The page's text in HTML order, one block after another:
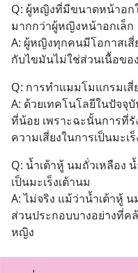
Q: ผู้หญิงที่มีขนาดหน้าอก
มากกว่าผู้หญิงหน้าอกเล็ก
A: ผู้หญิงทุกคนมีโอกาสเ
กับไขมันไม่ใช่ส่วนเนื้อขอ
Q: การทำแมมโมแกรมเสี่
A: ด้วยเทคโนโลยีในปัจ
ที่น้อย เพราะฉะนั้นการที่
ความเสี่ยงในการเป็นมะ
Q: น้ำเต้าหู้ นมถั่วเหลือง
เป็นมะเร็งเต้านม
A: ไม่จริง แม้ว่าน้ำเต้าหู้
ส่วนประกอบบางอย่างที่ค
หญิง